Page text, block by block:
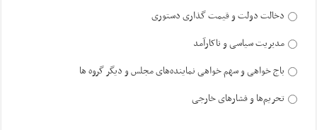
دخالت دولت و قیمت گذاری دستوری
مدیریت سیاسی و ناکارآمد
باج خواهی و سهم خواهی نماینده‌های مجلس و دیگر گروه ها
تحریم‌ها و فشارهای خارجی